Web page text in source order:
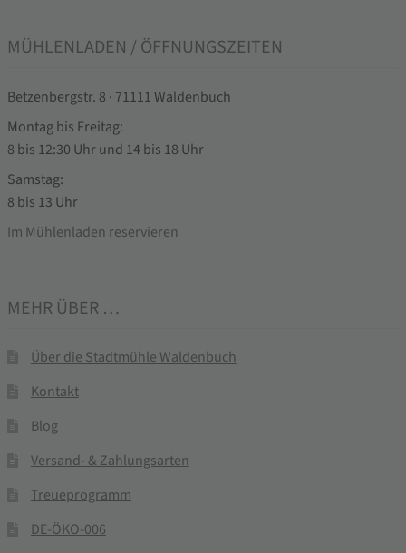
MÜHLENLADEN / ÖFFNUNGSZEITEN
Betzenbergstr. 8 · 71111 Waldenbuch
Montag bis Freitag:
8 bis 12:30 Uhr und 14 bis 18 Uhr
Samstag:
8 bis 13 Uhr
Im Mühlenladen reservieren
MEHR ÜBER …
Über die Stadtmühle Waldenbuch
Kontakt
Blog
Versand- & Zahlungsarten
Treueprogramm
DE-ÖKO-006